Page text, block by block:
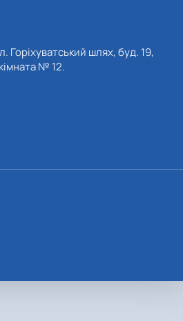
Горіхуватський шлях, буд. 19,
№ 12.